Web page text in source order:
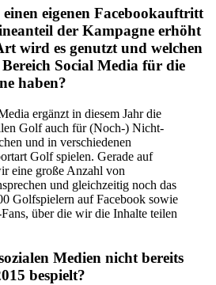
einen eigenen Facebookauftritt
der Kampagne erhöht
wird es genutzt und welchen
Social Media für die
haben?
ergänzt in diesem Jahr die
Golf auch für (Noch-) Nicht-
und in verschiedenen
Golf spielen. Gerade auf
eine große Anzahl von
und gleichzeitig noch das
Golfspielern auf Facebook sowie
über die wir die Inhalte teilen
Medien nicht bereits
bespielt?